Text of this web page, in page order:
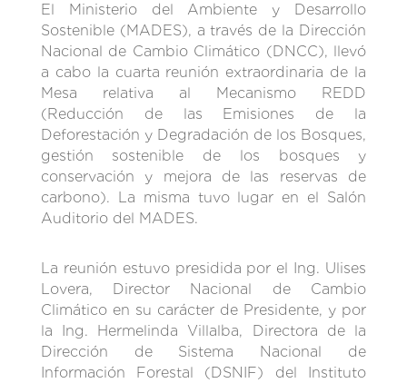
El Ministerio del Ambiente y Desarrollo
Sostenible (MADES), a través de la Dirección
Nacional de Cambio Climático (DNCC), llevó
a cabo la cuarta reunión extraordinaria de la
Mesa relativa al Mecanismo REDD
(Reducción de las Emisiones de la
Deforestación y Degradación de los Bosques,
gestión sostenible de los bosques y
conservación y mejora de las reservas de
carbono). La misma tuvo lugar en el Salón
Auditorio del MADES.
La reunión estuvo presidida por el Ing. Ulises
Lovera, Director Nacional de Cambio
Climático en su carácter de Presidente, y por
la Ing. Hermelinda Villalba, Directora de la
Dirección de Sistema Nacional de
Información Forestal (DSNIF) del Instituto